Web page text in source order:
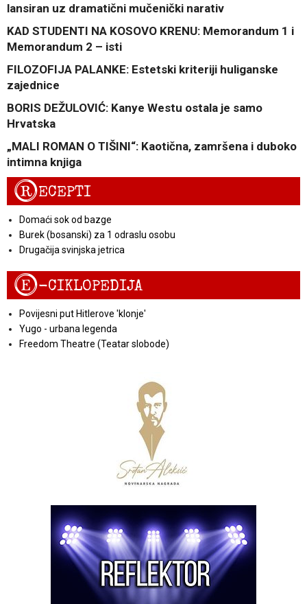
lansiran uz dramatični mučenički narativ
KAD STUDENTI NA KOSOVO KRENU: Memorandum 1 i
Memorandum 2 – isti
FILOZOFIJA PALANKE: Estetski kriteriji huliganske
zajednice
BORIS DEŽULOVIĆ: Kanye Westu ostala je samo
Hrvatska
„MALI ROMAN O TIŠINI“: Kaotična, zamršena i duboko
intimna knjiga
RECEPTI
Domaći sok od bazge
Burek (bosanski) za 1 odraslu osobu
Drugačija svinjska jetrica
E-CIKLOPEDIJA
Povijesni put Hitlerove 'klonje'
Yugo - urbana legenda
Freedom Theatre (Teatar slobode)